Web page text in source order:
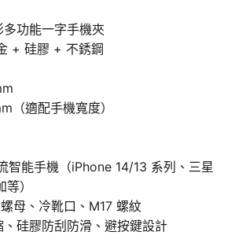
功能一字手機夾
+ 硅膠 + 不銹鋼
（適配手機寬度）
智能手機（iPhone 14/13 系列、三星
）
母、冷靴口、M17 螺紋
硅膠防刮防滑、避按鍵設計